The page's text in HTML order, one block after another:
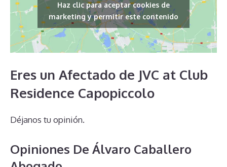
Haz clic para aceptar cookies de
marketing y permitir este contenido
Eres un Afectado de JVC at Club
Residence Capopiccolo
Déjanos tu opinión.
Opiniones De Álvaro Caballero